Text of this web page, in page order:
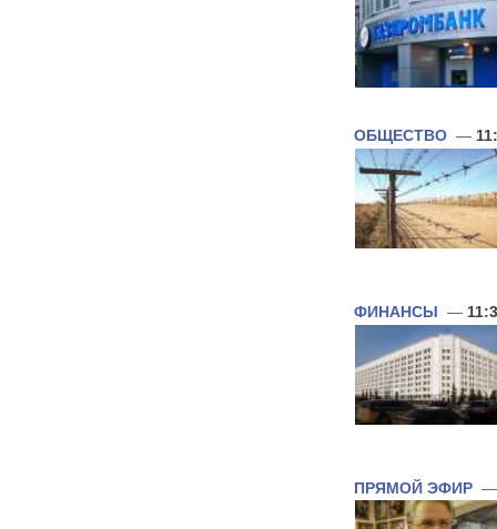
ОБЩЕСТВО —
ФИНАНСЫ —
ПРЯМОЙ ЭФИР